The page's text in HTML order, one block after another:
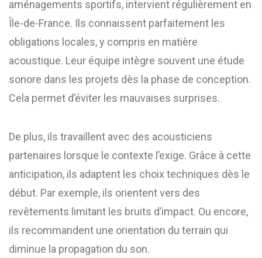
aménagements sportifs, intervient régulièrement en
Île-de-France. Ils connaissent parfaitement les
obligations locales, y compris en matière
acoustique. Leur équipe intègre souvent une étude
sonore dans les projets dès la phase de conception.
Cela permet d’éviter les mauvaises surprises.
De plus, ils travaillent avec des acousticiens
partenaires lorsque le contexte l’exige. Grâce à cette
anticipation, ils adaptent les choix techniques dès le
début. Par exemple, ils orientent vers des
revêtements limitant les bruits d’impact. Ou encore,
ils recommandent une orientation du terrain qui
diminue la propagation du son.